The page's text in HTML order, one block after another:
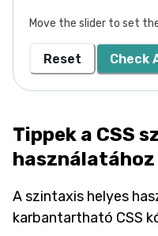
Move the slider to set
Reset Check
Tippek a CSS
használatához
A szintaxis helyes
karbantartható CSS